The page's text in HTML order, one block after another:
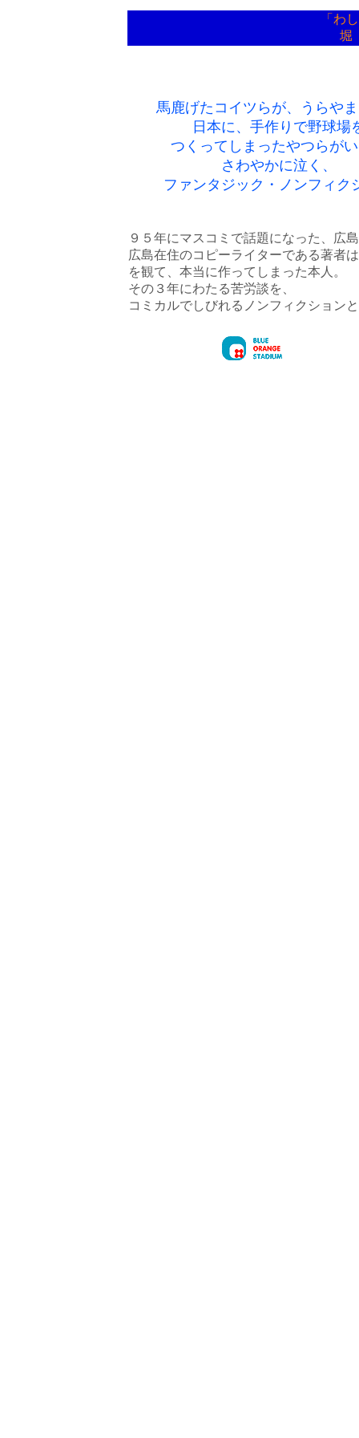
「わ
堀
馬鹿げたコイツらが、うらや
日本に、手作りで野球場
つくってしまったやつらが
さわやかに泣く、
ファンタジック・ノンフィク
９５年にマスコミで話題になった、広
広島在住のコピーライターである著者
を観て、本当に作ってしまった本人。
その３年にわたる苦労談を、
コミカルでしびれるノンフィクション